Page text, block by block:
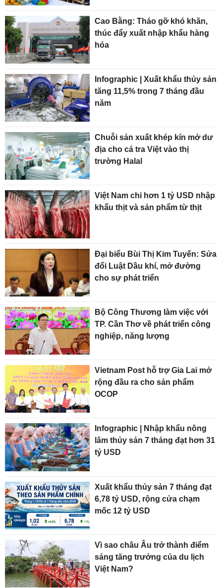
Cao Bằng: Tháo gỡ khó khăn,
thúc đẩy xuất nhập khẩu hàng
hóa
Infographic | Xuất khẩu thủy sản
tăng 11,5% trong 7 tháng đầu
năm
Chuỗi sản xuất khép kín mở dư
địa cho cá tra Việt vào thị
trường Halal
Việt Nam chi hơn 1 tỷ USD nhập
khẩu thịt và sản phẩm từ thịt
Đại biểu Bùi Thị Kim Tuyến: Sửa
đổi Luật Dầu khí, mở đường
cho sự phát triển
Bộ Công Thương làm việc với
TP. Cần Thơ về phát triển công
nghiệp, năng lượng
Vietnam Post hỗ trợ Gia Lai mở
rộng đầu ra cho sản phẩm
OCOP
Infographic | Nhập khẩu nông
lâm thủy sản 7 tháng đạt hơn 31
tỷ USD
Xuất khẩu thủy sản 7 tháng đạt
6,78 tỷ USD, rộng cửa chạm
mốc 12 tỷ USD
Vì sao châu Âu trở thành điểm
sáng tăng trưởng của du lịch
Việt Nam?